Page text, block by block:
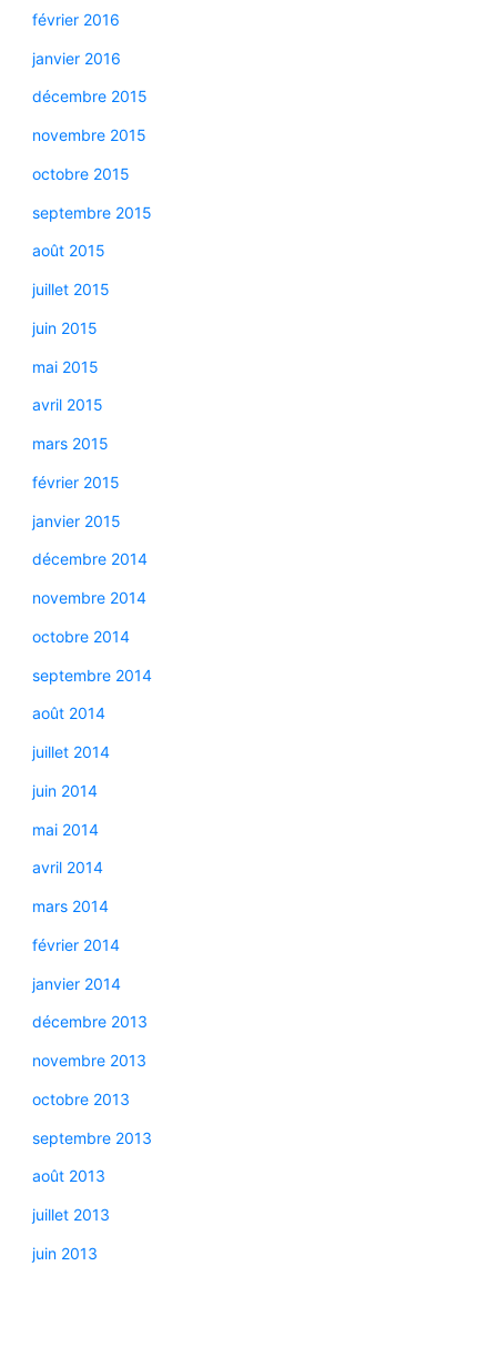
février 2016
janvier 2016
décembre 2015
novembre 2015
octobre 2015
septembre 2015
août 2015
juillet 2015
juin 2015
mai 2015
avril 2015
mars 2015
février 2015
janvier 2015
décembre 2014
novembre 2014
octobre 2014
septembre 2014
août 2014
juillet 2014
juin 2014
mai 2014
avril 2014
mars 2014
février 2014
janvier 2014
décembre 2013
novembre 2013
octobre 2013
septembre 2013
août 2013
juillet 2013
juin 2013